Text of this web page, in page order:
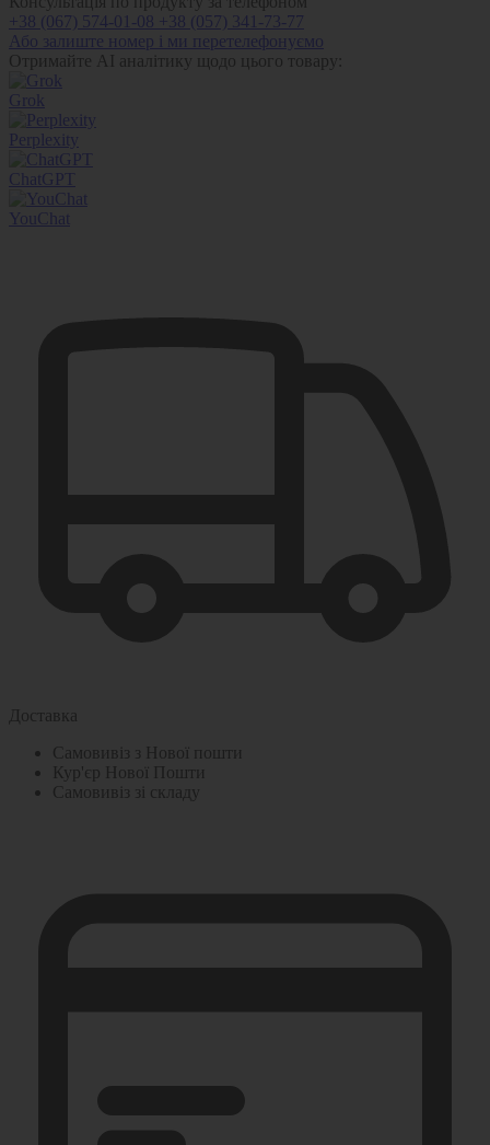
+38 (067) 574-01-08 +38 (057) 341-73-77
Або залиште номер і ми перетелефонуємо
Отримайте AI аналітику щодо цього товару:
Grok
Perplexity
ChatGPT
YouChat
Доставка
Самовивіз з Нової пошти
Кур'єр Нової Пошти
Самовивіз зі складу